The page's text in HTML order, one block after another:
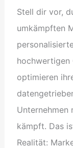
Stell dir vor,
umkämpften
hochwertigen
optimieren
Unternehmen
kämpft. Das
Realität: